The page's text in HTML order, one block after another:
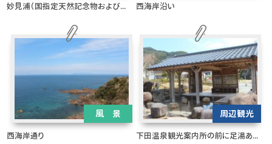
妙見浦（国指定天然記念物および... 西海岸沿い
風 景
西海岸通り
周辺観光
下田温泉観光案内所の前に足湯あ...